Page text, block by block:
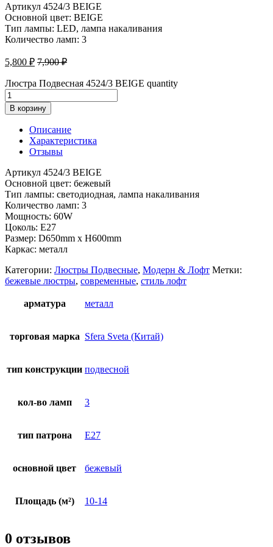
Артикул 4524/3 BEIGE
Основной цвет: BEIGE
Тип лампы: LED, лампа накаливания
Количество ламп: 3
5,800 ₽ 7,900₽
Люстра Подвесная 4524/3 BEIGE quantity
В корзину
Описание
Характеристика
Отзывы
Артикул 4524/3 BEIGE
Основной цвет: бежевый
Тип лампы: светодиодная, лампа накаливания
Количество ламп: 3
Мощность: 60W
Цоколь: E27
Размер: D650mm x H600mm
Каркас: металл
Категории: Люстры Подвесные, Модерн & Лофт Метки:
бежевые люстры, современные, стиль лофт
арматура металл
торговая марка Sfera Sveta (Китай)
тип конструкции подвесной
кол-во ламп 3
тип патрона E27
основной цвет бежевый
Площадь (м²) 10-14
0 отзывов